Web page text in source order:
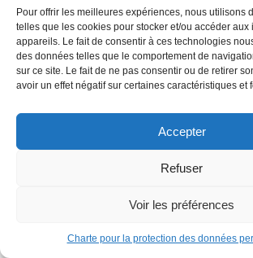
Pour offrir les meilleures expériences, nous utilisons
telles que les cookies pour stocker et/ou accéder aux
appareils. Le fait de consentir à ces technologies
des données telles que le comportement de
sur ce site. Le fait de ne pas consentir ou de retirer
avoir un effet négatif sur certaines caractéristiques et
Accepter
Refuser
Voir les préférences
Charte pour la protection des données
© ALL RIGHTS RESERVED. URBAN
ÉDITIONS